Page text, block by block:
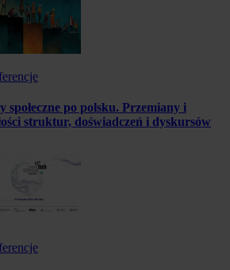
społeczne po polsku. Przemiany i
struktur, doświadczeń i dyskursów